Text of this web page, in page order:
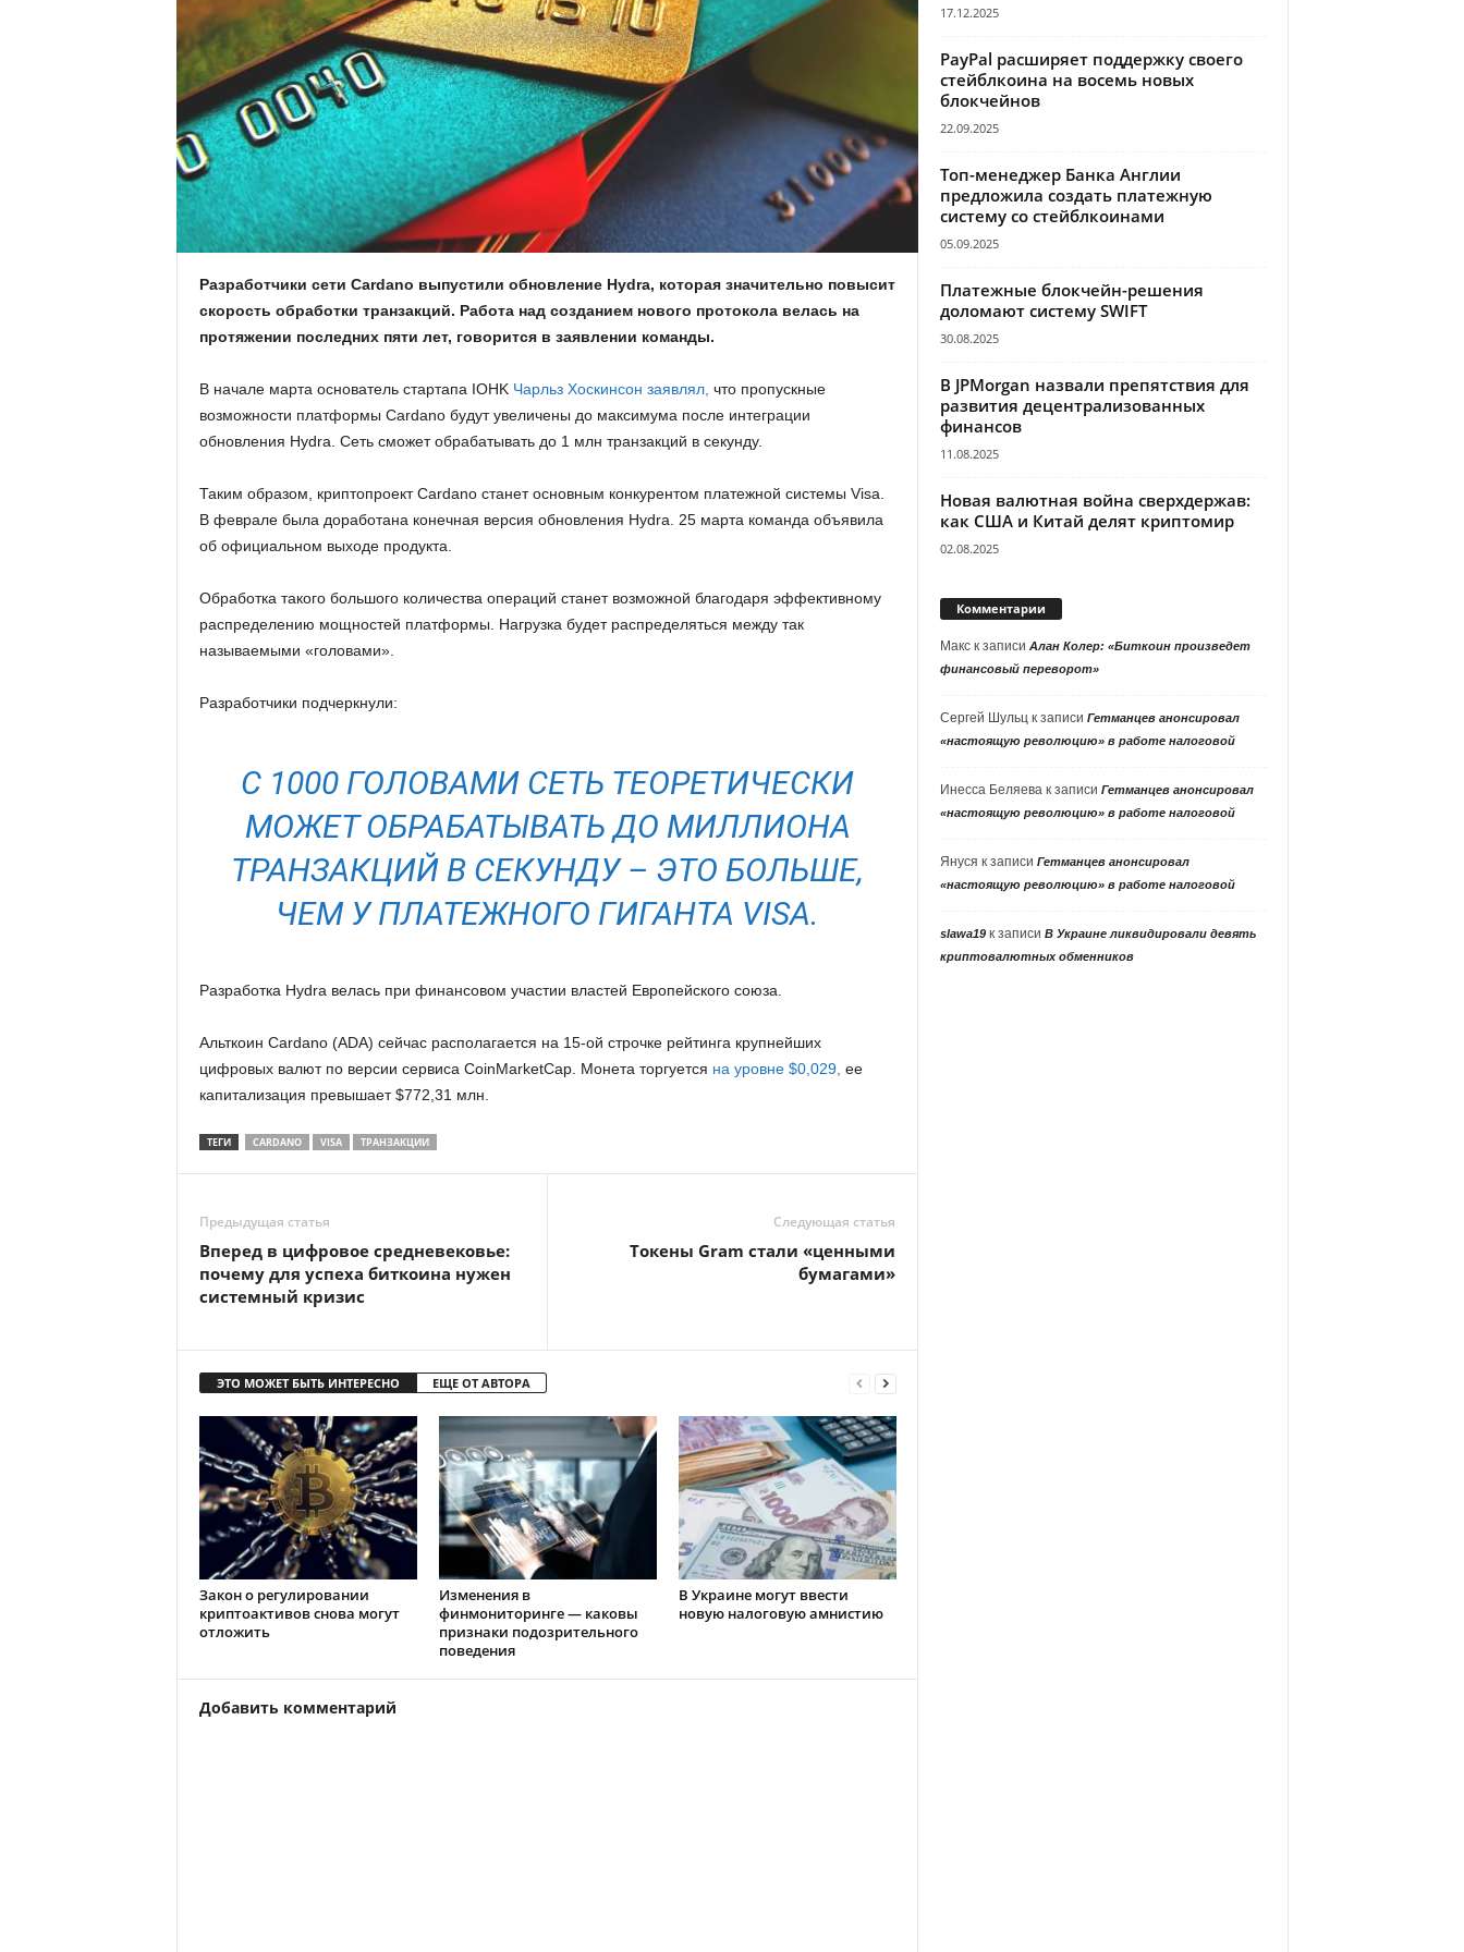
.
c
o
m
u
a
Разработчики сети Cardano выпустили обновление Hydra, которая значительно повысит
скорость обработки транзакций. Работа над созданием нового протокола велась на
протяжении последних пяти лет, говорится в заявлении команды.
В начале марта основатель стартапа IOHK Чарльз Хоскинсон заявлял, что пропускные
возможности платформы Cardano будут увеличены до максимума после интеграции
обновления Hydra. Сеть сможет обрабатывать до 1 млн транзакций в секунду.
Таким образом, криптопроект Cardano станет основным конкурентом платежной системы Visa.
В феврале была доработана конечная версия обновления Hydra. 25 марта команда объявила
об официальном выходе продукта.
Обработка такого большого количества операций станет возможной благодаря эффективному
распределению мощностей платформы. Нагрузка будет распределяться между так
называемыми «головами».
Разработчики подчеркнули:
С 1000 ГОЛОВАМИ СЕТЬ ТЕОРЕТИЧЕСКИ
МОЖЕТ ОБРАБАТЫВАТЬ ДО МИЛЛИОНА
ТРАНЗАКЦИЙ В СЕКУНДУ – ЭТО БОЛЬШЕ,
ЧЕМ У ПЛАТЕЖНОГО ГИГАНТА VISA.
Разработка Hydra велась при финансовом участии властей Европейского союза.
Альткоин Cardano (ADA) сейчас располагается на 15-ой строчке рейтинга крупнейших
цифровых валют по версии сервиса CoinMarketCap. Монета торгуется на уровне $0,029, ее
капитализация превышает $772,31 млн.
ТЕГИ CARDANO VISA ТРАНЗАКЦИИ
Предыдущая статья
Вперед в цифровое средневековье:
почему для успеха биткоина нужен
системный кризис
Следующая статья
Токены Gram стали «ценными
бумагами»
ЭТО МОЖЕТ БЫТЬ ИНТЕРЕСНО ЕЩЕ ОТ АВТОРА
Закон о регулировании
криптоактивов снова могут
отложить
Изменения в
финмониторинге — каковы
признаки подозрительного
поведения
В Украине могут ввести
новую налоговую амнистию
Добавить комментарий
17.12.2025
PayPal расширяет поддержку своего
стейблкоина на восемь новых
блокчейнов
22.09.2025
Топ-менеджер Банка Англии
предложила создать платежную
систему со стейблкоинами
05.09.2025
Платежные блокчейн-решения
доломают систему SWIFT
30.08.2025
В JPMorgan назвали препятствия для
развития децентрализованных
финансов
11.08.2025
Новая валютная война сверхдержав:
как США и Китай делят криптомир
02.08.2025
Комментарии
Макск записи Алан Колер: «Биткоин произведет
финансовый переворот»
Сергей Шульцк записи Гетманцев анонсировал
«настоящую революцию» в работе налоговой
Инесса Беляевак записи Гетманцев анонсировал
«настоящую революцию» в работе налоговой
Януся к записи Гетманцев анонсировал
«настоящую революцию» в работе налоговой
slawa19к записи В Украине ликвидировали девять
криптовалютных обменников